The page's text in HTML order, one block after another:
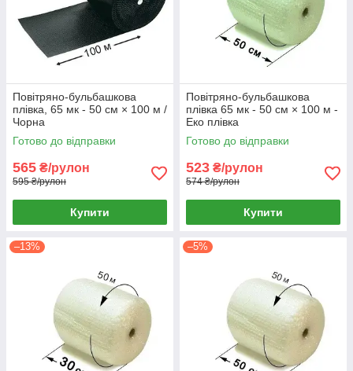
Повітряно-бульбашкова
плівка, 65 мк - 50 см × 100 м /
Чорна
Готово до відправки
565 ₴/рулон
595 ₴/рулон
Купити
Повітряно-бульбашкова
плівка 65 мк - 50 см × 100 м -
Еко плівка
Готово до відправки
523 ₴/рулон
574 ₴/рулон
Купити
–13% –5%